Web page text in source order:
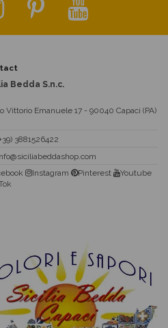
Bedda S.n.c.
Vittorio Emanuele 17 - 90040 Capaci (PA)
3881526422
Instagram Pinterest
Youtube